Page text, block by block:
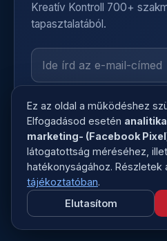
Kreatív Kontroll 700+
tapasztalatából.
tájékoztatót.
Letöltöm a
A letöltéssel feliratkozol a
Bármikor leiratkozhatsz,
Ez az oldal a működéshez
Elfogadásod esetén
marketing- (Facebook
látogatottság méréséhez,
hatékonyságához. Részletek
tájékoztatóban.
Elutasítom